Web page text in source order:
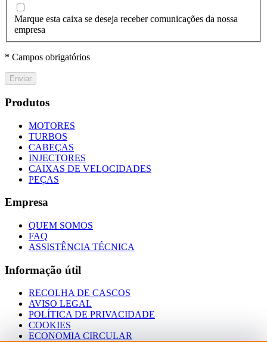
Marque esta caixa se deseja receber comunicações da nossa
empresa
* Campos obrigatórios
Enviar
Produtos
MOTORES
TURBOS
CABEÇAS
INJECTORES
CAIXAS DE VELOCIDADES
PEÇAS
Empresa
QUEM SOMOS
FAQ
ASSISTÊNCIA TÉCNICA
Informação útil
RECOLHA DE CASCOS
AVISO LEGAL
POLÍTICA DE PRIVACIDADE
COOKIES
ECONOMIA CIRCULAR